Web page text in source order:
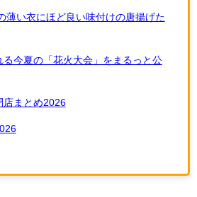
薄い衣にほど良い味付けの唐揚げた
今夏の「花火大会」をまるっと公
まとめ2026